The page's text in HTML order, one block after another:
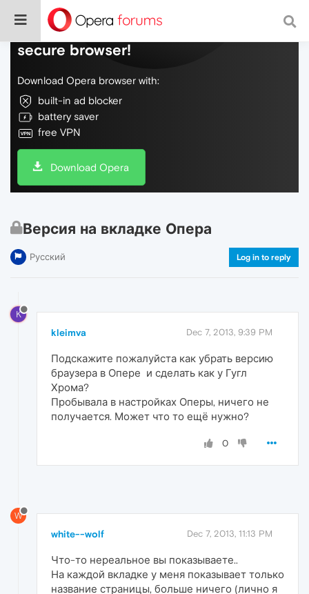
Do more on the web, with a fast and
secure browser!
Download Opera browser with:
built-in ad blocker
battery saver
free VPN
Download Opera
Версия на вкладке Опера
Русский Log in to reply
K
kleimva Dec 7, 2013, 9:39 PM
Подскажите пожалуйста как убрать версию
браузера в Опере и сделать как у Гугл
Хрома?
Пробывала в настройках Оперы, ничего не
получается. Может что то ещё нужно?
0
W
white--wolf Dec 7, 2013, 11:13 PM
Что-то нереальное вы показываете..
На каждой вкладке у меня показывает только
название страницы, больше ничего (лично я